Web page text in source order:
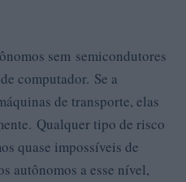
sem semicondutores
computador. Se a
de transporte, elas
Qualquer tipo de risco
quase impossíveis de
autônomos a esse nível,